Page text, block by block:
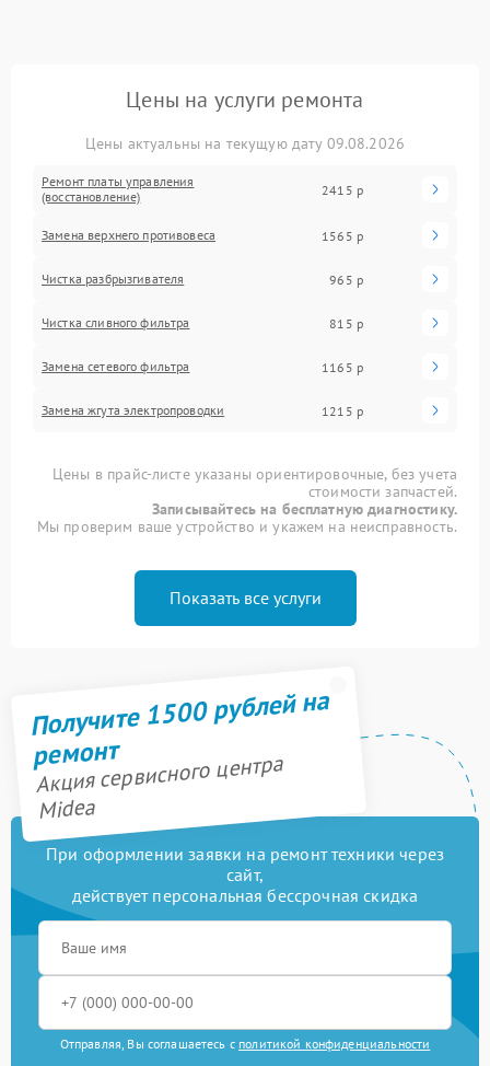
Цены на услуги ремонта
Цены актуальны на текущую дату 09.08.2026
Ремонт платы управления
(восстановление)
2415 р
Замена верхнего противовеса 1565 р
Чистка разбрызгивателя 965 р
Чистка сливного фильтра 815 р
Замена сетевого фильтра 1165 р
Замена жгута электропроводки 1215 р
Цены в прайс-листе указаны ориентировочные, без учета
стоимости запчастей.
Записывайтесь на бесплатную диагностику.
Мы проверим ваше устройство и укажем на неисправность.
Показать все услуги
Получите 1500 рублей на
ремонт
Акция сервисного центра
Midea
При оформлении заявки на ремонт техники через
сайт,
действует персональная бессрочная скидка
Отправляя, Вы соглашаетесь с политикой конфиденциальности